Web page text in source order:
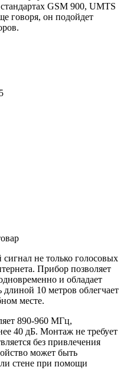
GSM 900, UMTS
говоря, он подойдет
не только голосовых
Прибор позволяет
и обладает
10 метров облегчает
месте.
890-960 МГц,
40 дБ. Монтаж не требует
без привлечения
может быть
стене при помощи